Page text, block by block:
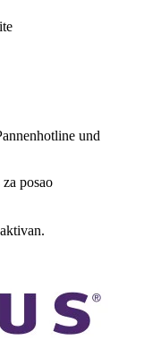
und
za posao